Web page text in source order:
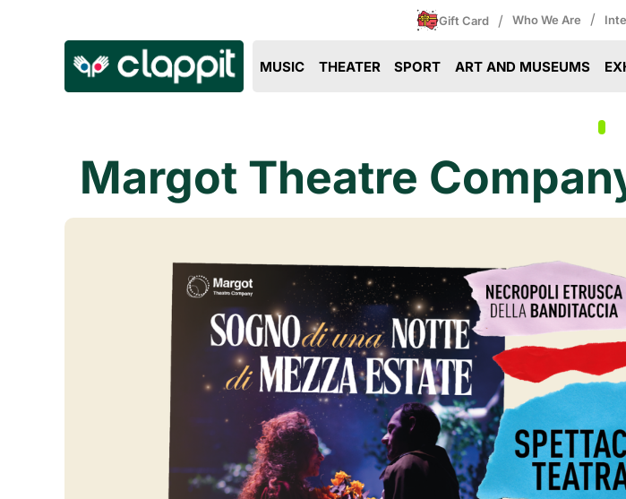
Gift Card / Who We Are /
MUSIC THEATER SPORT ART AND MUSEUMS
Margot Theatre